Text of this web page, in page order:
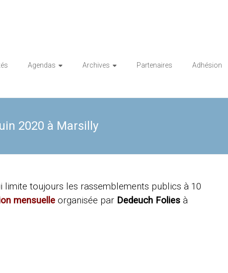
Agendas Archives Partenaires Adhésion
2020 à Marsilly
limite toujours les rassemblements publics à 10
mensuelle organisée par Dedeuch Folies à